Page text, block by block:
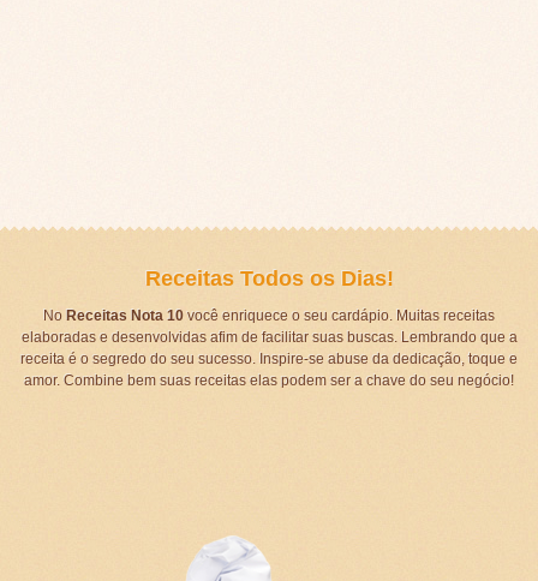
Receitas Todos os Dias!
No Receitas Nota 10você enriquece o seu cardápio. Muitas receitas
elaboradas e desenvolvidas afim de facilitar suas buscas. Lembrando que a
receita é o segredo do seu sucesso. Inspire-se abuse da dedicação, toque e
amor. Combine bem suas receitas elas podem ser a chave do seu negócio!